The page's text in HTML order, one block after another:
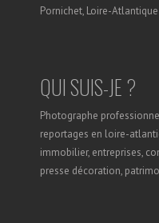
Pornichet, Loire-Atlantique
QUI SUIS-JE ?
Photographe
reportages en loire-
immobilier, entreprises,
presse décoration,